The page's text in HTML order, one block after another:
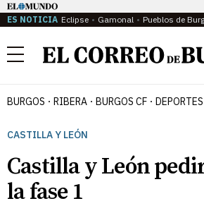
ES NOTICIA Eclipse Gamonal Pueblos de
Menú
BURGOS RIBERA BURGOS CF DEPORTES
CASTILLA Y LEÓN
Castilla y León
la fase 1